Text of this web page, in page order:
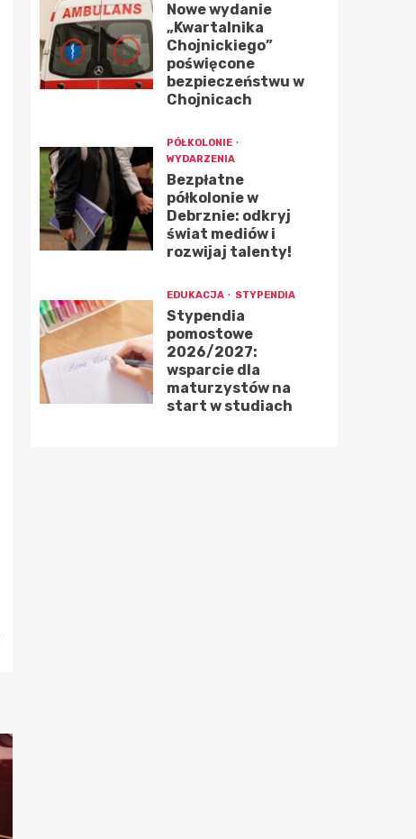
Nowe wydanie
„Kwartalnika
Chojnickiego”
poświęcone
bezpieczeństwu w
Chojnicach
PÓŁKOLONIE
WYDARZENIA
Bezpłatne
półkolonie w
Debrznie: odkryj
świat mediów i
rozwijaj talenty!
EDUKACJA STYPENDIA
Stypendia
pomostowe
2026/2027:
wsparcie dla
maturzystów na
start w studiach